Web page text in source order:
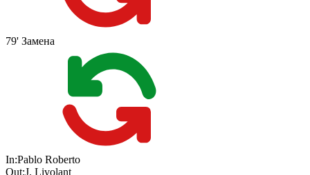
79' Замена
In:Pablo Roberto
Out:J. Livolant